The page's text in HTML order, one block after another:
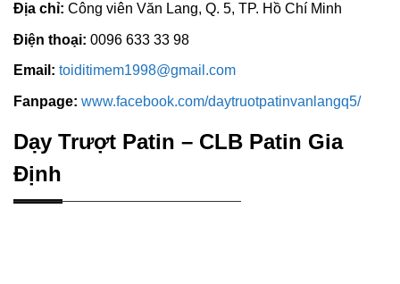
Địa chỉ: Công viên Văn Lang, Q. 5, TP. Hồ Chí Minh
Điện thoại: 0096 633 33 98
Email: toiditimem1998@gmail.com
Fanpage: www.facebook.com/daytruotpatinvanlangq5/
Dạy Trượt Patin – CLB Patin Gia
Định